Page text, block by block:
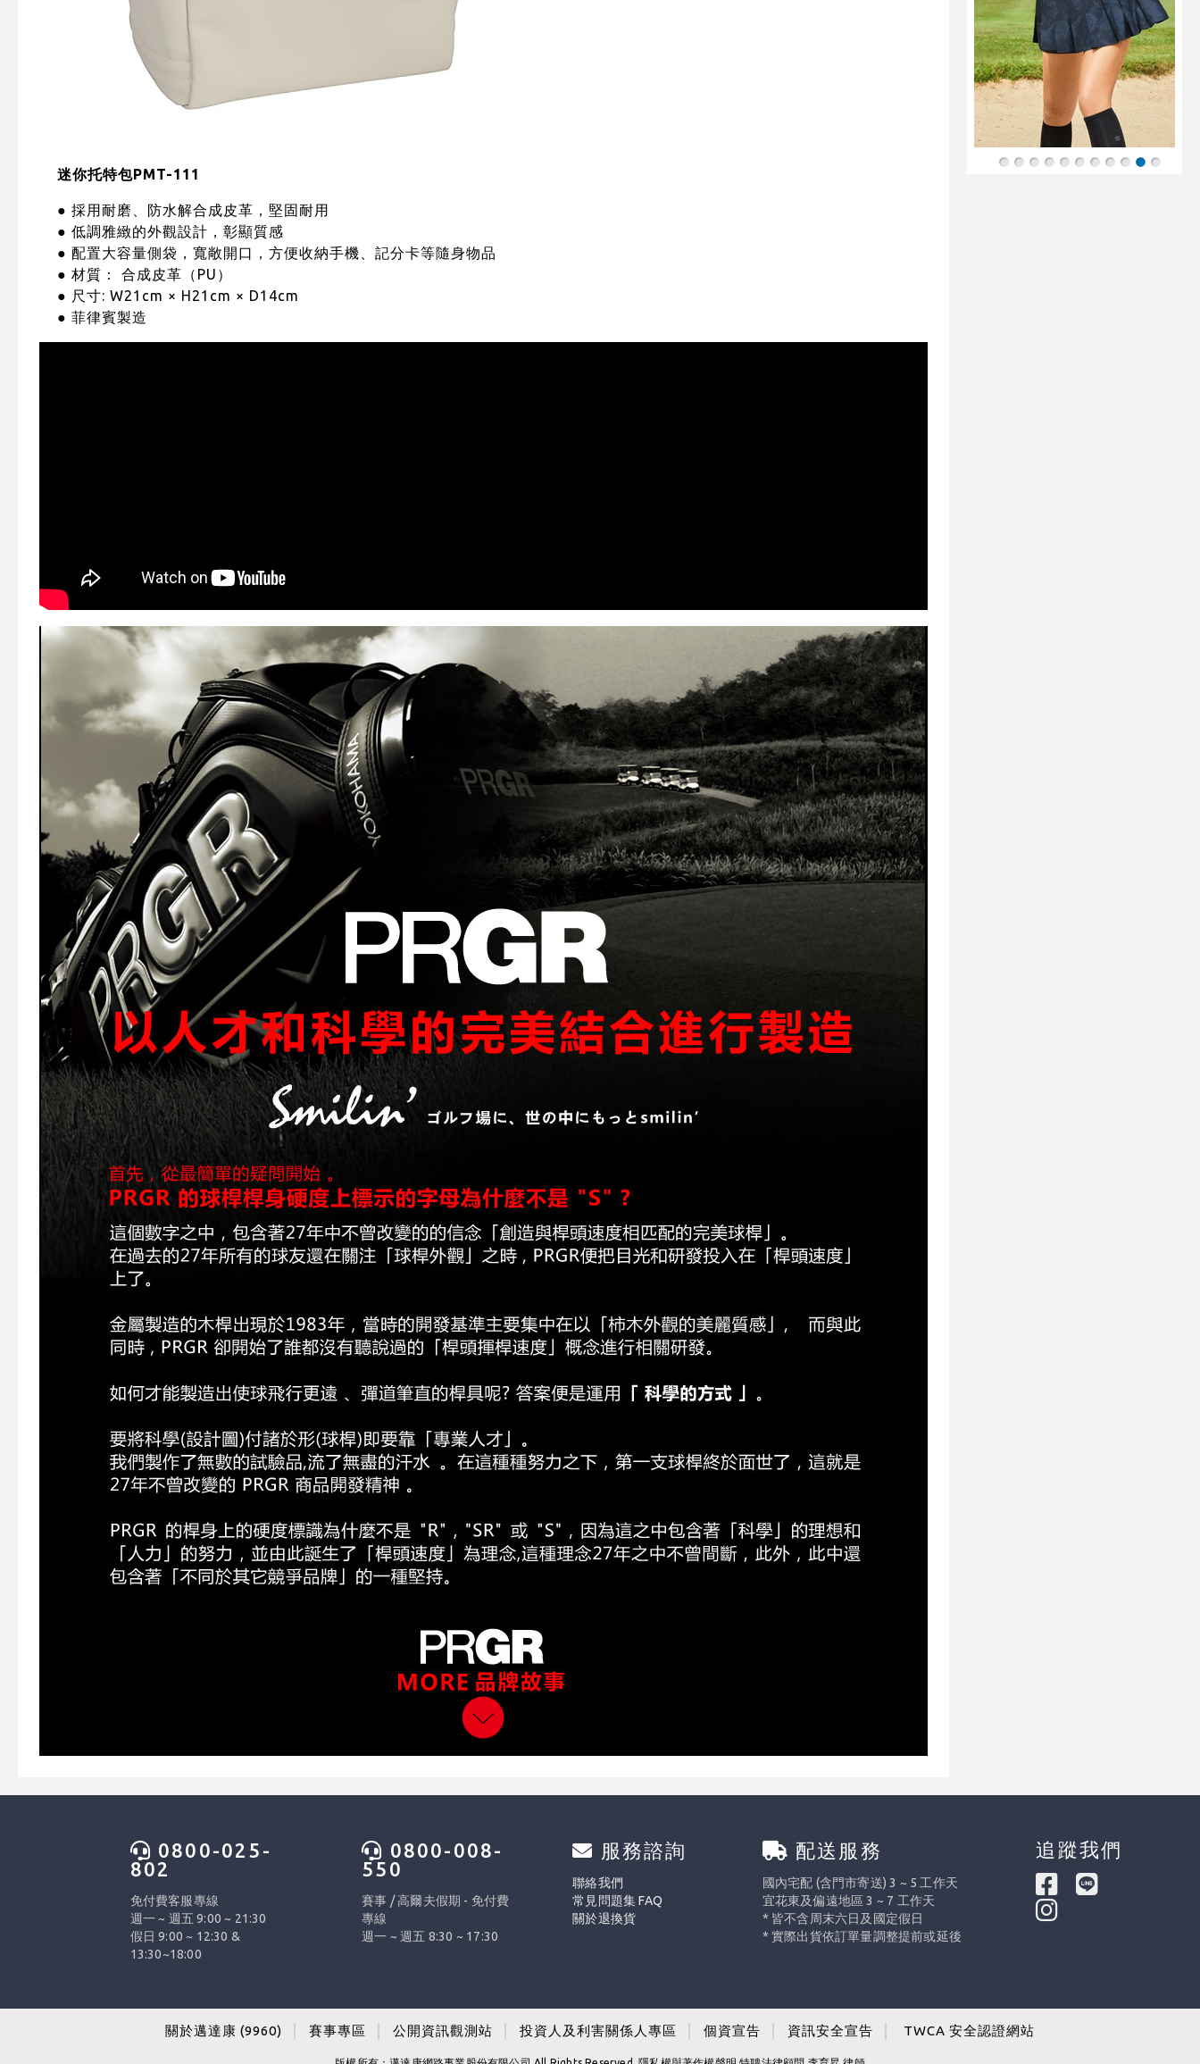
迷你托特包PMT-111
● 採用耐磨、防水解合成皮革，堅固耐用
● 低調雅緻的外觀設計，彰顯質感
● 配置大容量側袋，寬敞開口，方便收納手機、記分卡等隨身物品
● 材質： 合成皮革（PU）
● 尺寸: W21cm × H21cm × D14cm
● 菲律賓製造
0800-025-
802
免付費客服專線
週一 ~ 週五 9:00 ~ 21:30
假日 9:00 ~ 12:30 &
13:30~18:00
0800-008-
550
賽事 / 高爾夫假期 - 免付費
專線
週一 ~ 週五 8:30 ~ 17:30
服務諮詢
聯絡我們
常見問題集 FAQ
關於退換貨
配送服務
國內宅配 (含門市寄送) 3 ~ 5 工作天
宜花東及偏遠地區 3 ~ 7 工作天
* 皆不含周末六日及國定假日
* 實際出貨依訂單量調整提前或延後
追蹤我們
關於邁達康 (9960) 賽事專區 公開資訊觀測站 投資人及利害關係人專區 個資宣告 資訊安全宣告 TWCA 安全認證網站